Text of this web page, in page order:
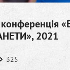
2021
325